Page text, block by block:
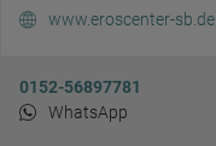
www.eroscenter-sb.de
0152-56897781
WhatsApp